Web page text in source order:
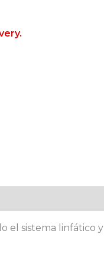
el sistema linfático y